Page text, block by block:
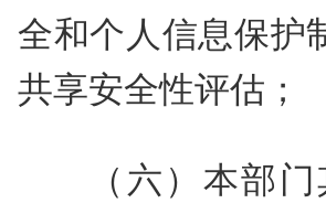
全和个人信息保护
共享安全性评估；
（六）本部